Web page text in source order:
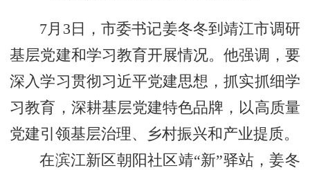
7月3日，市委书记姜冬冬到靖江市调研
基层党建和学习教育开展情况。他强调，要
深入学习贯彻习近平党建思想，抓实抓细学
习教育，深耕基层党建特色品牌，以高质量
党建引领基层治理、乡村振兴和产业提质。
在滨江新区朝阳社区靖“新”驿站，姜冬